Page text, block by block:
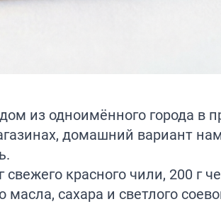
из одноимённого города в
домашний вариант
красного чили, 200 г
сахара и светлого